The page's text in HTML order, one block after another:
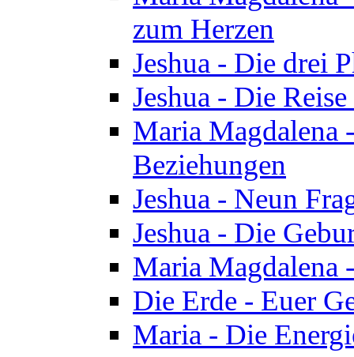
zum Herzen
Jeshua - Die drei
Jeshua - Die
Maria Magdalena
Beziehungen
Jeshua - Neun
Jeshua - Die
Maria Magdalena
Die Erde - Euer
Maria - Die